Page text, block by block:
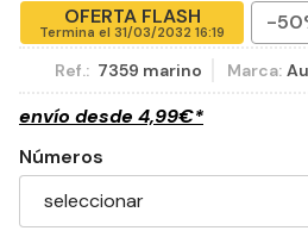
OFERTA FLASH
Termina el 31/03/2032 16:19 -
Ref.: 7359 marino Marca:
envío desde 4,99€*
Números